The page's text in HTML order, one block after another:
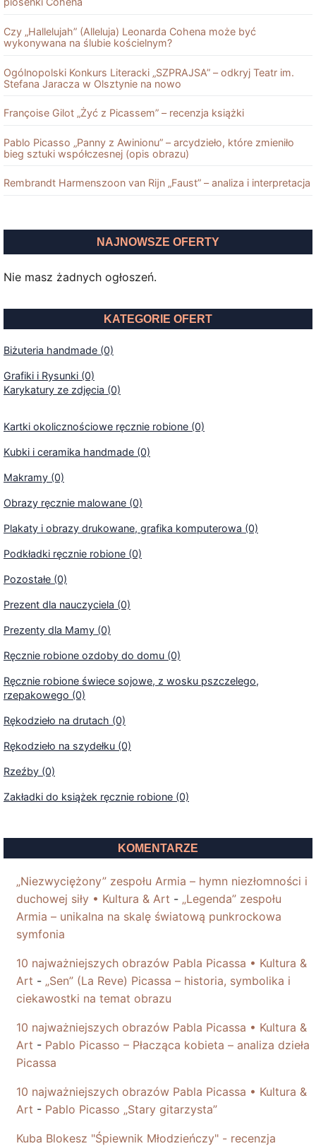
Czy „Hallelujah” (Alleluja) Leonarda Cohena może być
wykonywana na ślubie kościelnym?
Ogólnopolski Konkurs Literacki „SZPRAJSA” – odkryj Teatr im.
Stefana Jaracza w Olsztynie na nowo
Françoise Gilot „Żyć z Picassem” – recenzja książki
Pablo Picasso „Panny z Awinionu” – arcydzieło, które zmieniło
bieg sztuki współczesnej (opis obrazu)
Rembrandt Harmenszoon van Rĳn „Faust” – analiza i interpretacja
NAJNOWSZE OFERTY
Nie masz żadnych ogłoszeń.
KATEGORIE OFERT
Biżuteria handmade (0)
Grafiki i Rysunki (0)
Karykatury ze zdjęcia (0)
Kartki okolicznościowe ręcznie robione (0)
Kubki i ceramika handmade (0)
Makramy (0)
Obrazy ręcznie malowane (0)
Plakaty i obrazy drukowane, grafika komputerowa (0)
Podkładki ręcznie robione (0)
Pozostałe (0)
Prezent dla nauczyciela (0)
Prezenty dla Mamy (0)
Ręcznie robione ozdoby do domu (0)
Ręcznie robione świece sojowe, z wosku pszczelego,
rzepakowego (0)
Rękodzieło na drutach (0)
Rękodzieło na szydełku (0)
Rzeźby (0)
Zakładki do książek ręcznie robione (0)
KOMENTARZE
„Niezwyciężony” zespołu Armia – hymn niezłomności i
duchowej siły • Kultura & Art - „Legenda” zespołu
Armia – unikalna na skalę światową punkrockowa
symfonia
10 najważniejszych obrazów Pabla Picassa • Kultura &
Art - „Sen” (La Reve) Picassa – historia, symbolika i
ciekawostki na temat obrazu
10 najważniejszych obrazów Pabla Picassa • Kultura &
Art - Pablo Picasso – Płacząca kobieta – analiza dzieła
Picassa
10 najważniejszych obrazów Pabla Picassa • Kultura &
Art - Pablo Picasso „Stary gitarzysta”
Kuba Blokesz "Śpiewnik Młodzieńczy" - recenzja